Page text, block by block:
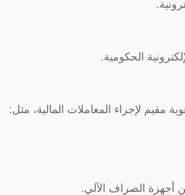
الحكومية.
مقيم لإجراء المعاملات المالية، مثل:
أجهزة الصراف الآلي.